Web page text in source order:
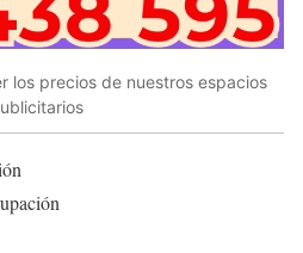
los precios de nuestros espacios